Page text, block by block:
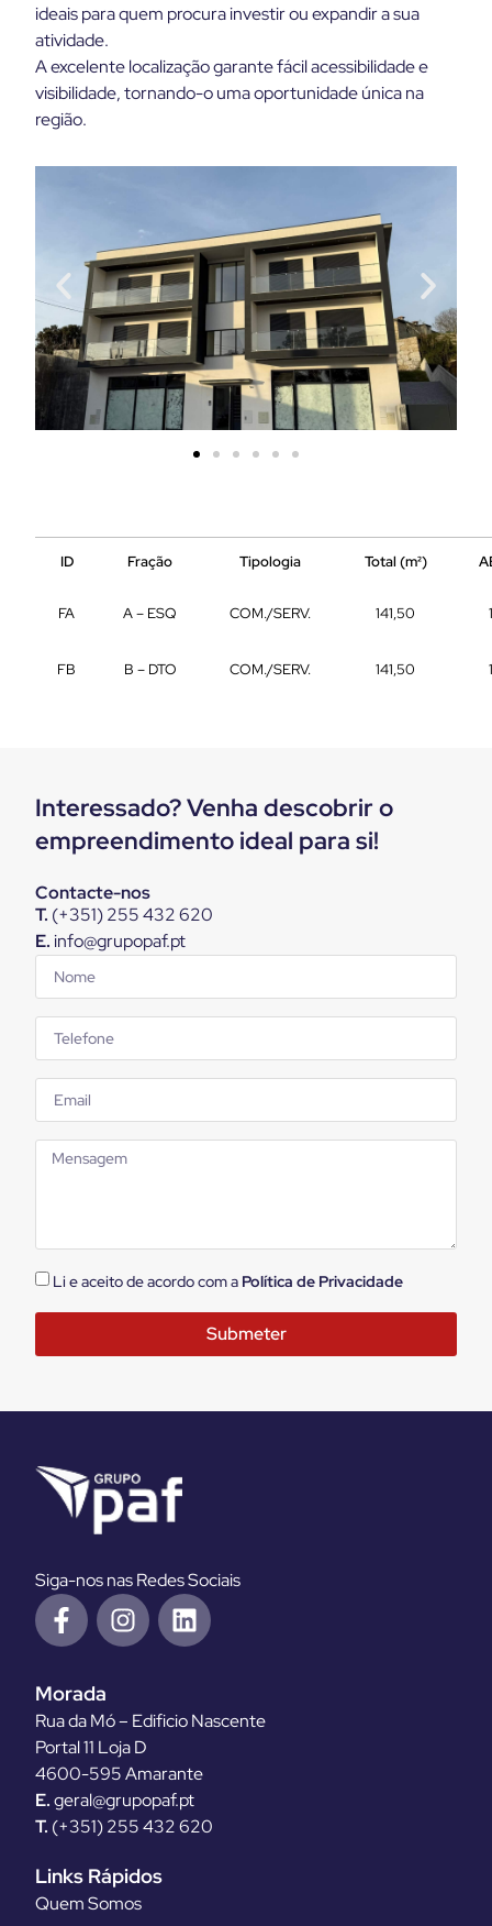
ideais para quem procura investir ou expandir a sua
atividade.
A excelente localização garante fácil acessibilidade e
visibilidade, tornando-o uma oportunidade única na
região.
ID Fração Tipologia Total (m²)
FA A – ESQ COM./SERV. 141,50
FB B – DTO COM./SERV. 141,50
Interessado? Venha descobrir o
empreendimento ideal para si!
Contacte-nos
T. (+351) 255 432 620
E. info@grupopaf.pt
Li e aceito de acordo com a Política de Privacidade
Submeter
Siga-nos nas Redes Sociais
Morada
Rua da Mó – Edificio Nascente
Portal 11 Loja D
4600-595 Amarante
E.geral@grupopaf.pt
T. (+351) 255 432 620
Links Rápidos
Quem Somos